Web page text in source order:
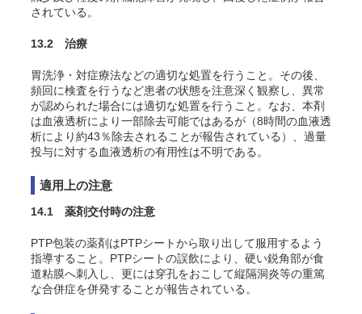
されている。
13.2 治療
胃洗浄・対症療法などの適切な処置を行うこと。その後、
頻回に検査を行うなど患者の状態を注意深く観察し、異常
が認められた場合には適切な処置を行うこと。なお、本剤
は血液透析により一部除去可能ではあるが（8時間の血液透
析により約43％除去されることが報告されている ）、過量
投与に対する血液透析の有用性は不明である。
適用上の注意
14.1 薬剤交付時の注意
PTP包装の薬剤はPTPシートから取り出して服用するよう
指導すること。PTPシートの誤飲により、硬い鋭角部が食
道粘膜へ刺入し、更には穿孔をおこして縦隔洞炎等の重篤
な合併症を併発することが報告されている。